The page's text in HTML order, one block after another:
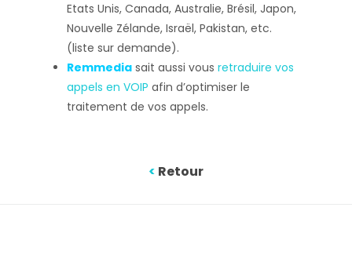
Etats Unis, Canada, Australie, Brésil, Japon,
Nouvelle Zélande, Israël, Pakistan, etc.
(liste sur demande).
Remmedia sait aussi vousretraduire vos
appels en VOIP afin d’optimiser le
traitement de vos appels.
< Retour